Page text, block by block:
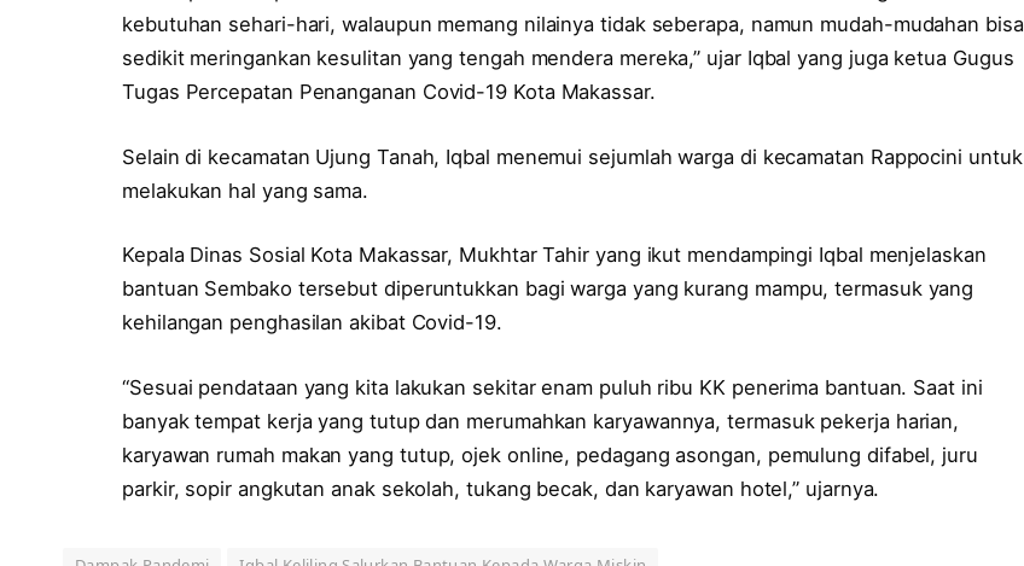
kebutuhan sehari-hari, walaupun memang nilainya tidak seberapa, namun mudah-mudahan bisa
sedikit meringankan kesulitan yang tengah mendera mereka,” ujar Iqbal yang juga ketua Gugus
Tugas Percepatan Penanganan Covid-19 Kota Makassar.
Selain di kecamatan Ujung Tanah, Iqbal menemui sejumlah warga di kecamatan Rappocini untuk
melakukan hal yang sama.
Kepala Dinas Sosial Kota Makassar, Mukhtar Tahir yang ikut mendampingi Iqbal menjelaskan
bantuan Sembako tersebut diperuntukkan bagi warga yang kurang mampu, termasuk yang
kehilangan penghasilan akibat Covid-19.
“Sesuai pendataan yang kita lakukan sekitar enam puluh ribu KK penerima bantuan. Saat ini
banyak tempat kerja yang tutup dan merumahkan karyawannya, termasuk pekerja harian,
karyawan rumah makan yang tutup, ojek online, pedagang asongan, pemulung difabel, juru
parkir, sopir angkutan anak sekolah, tukang becak, dan karyawan hotel,” ujarnya.